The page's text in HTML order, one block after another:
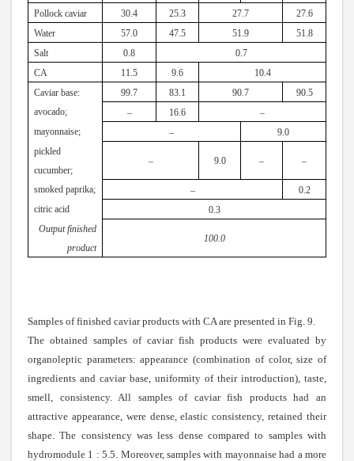
Pollock caviar
30.4 25.3 27.7
27.6
Water
57.0 47.5 51.9
51.8
Salt
0.8
0.7
CA
11.5 9.6
10.4
Сaviar base:
99.7 83.1 90.7 90.5
avocado; – 16.6
–
mayonnaise; – 9.0
pickled
cucumber;
– 9.0 – –
smoked paprika; – 0.2
citric acid 0.3
Output finished
product
100.0
Samples of finished caviar products with CA are presented in Fig. 9.
The obtained samples of caviar fish products were evaluated by
organoleptic parameters: appearance (combination of color, size of
ingredients and caviar base, uniformity of their introduction), taste,
smell, consistency. All samples of caviar fish products had an
attractive appearance, were dense, elastic consistency, retained their
shape. The consistency was less dense compared to samples with
hydromodule 1 : 5.5. Moreover, samples with mayonnaise had a more